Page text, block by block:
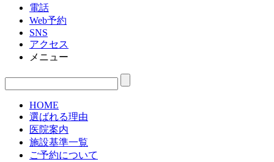
電話
Web予約
SNS
アクセス
メニュー
HOME
選ばれる理由
医院案内
施設基準一覧
ご予約について